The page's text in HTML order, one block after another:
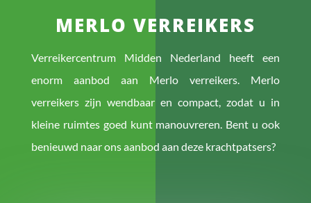
MERLO VERREIKERS
Verreikercentrum Midden Nederland heeft een
enorm aanbod aan Merlo verreikers. Merlo
verreikers zijn wendbaar en compact, zodat u in
kleine ruimtes goed kunt manouvreren. Bent u ook
benieuwd naar ons aanbod aan deze krachtpatsers?